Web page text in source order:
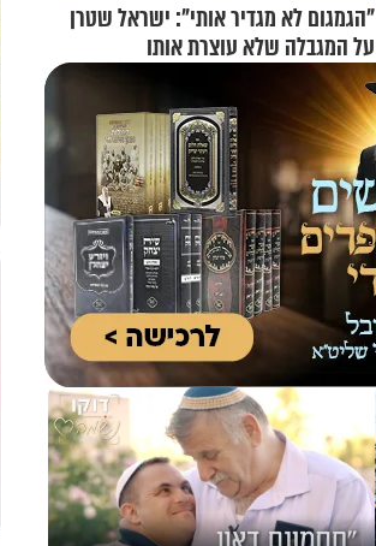
"הגמגום לא מגדיר אותי": ישראל שטרן
על המגבלה שלא עוצרת אותו